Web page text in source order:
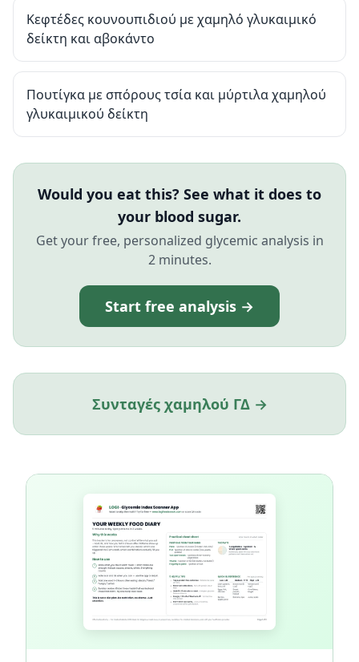
Κεφτέδες κουνουπιδιού με χαμηλό γλυκαιμικό
δείκτη και αβοκάντο
Πουτίγκα με σπόρους τσία και μύρτιλα χαμηλού
γλυκαιμικού δείκτη
Would you eat this? See what it does to
your blood sugar.
Get your free, personalized glycemic analysis in
2 minutes.
Start free analysis →
Συνταγές χαμηλού ΓΔ →